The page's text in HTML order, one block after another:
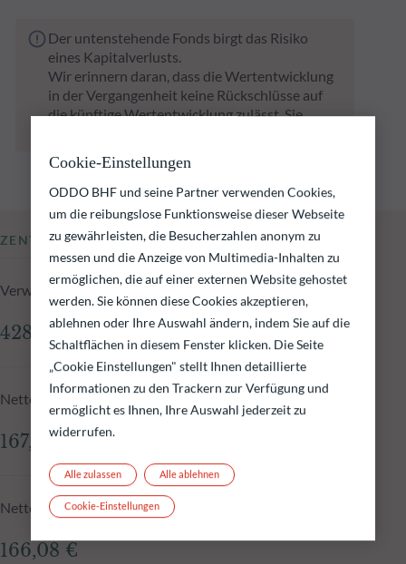
Der untenstehende Fonds birgt das Risiko
eines Kapitalverlusts.
Wir erinnern daran, dass die Wertentwicklung
in der Vergangenheit keine Rückschlüsse auf
die künftige Wertentwicklung zulässt. Sie
ZENTRALE KENNZAHLEN
Verwaltetes Fondsvolumen zum 04.08.2026
428,23 Mio.€
Nettoinventarwert zum 04.08.2026
167,82 €
Nettoinventarwert N-1
166,08 €
Cookie-Einstellungen
ODDO BHF und seine Partner verwenden Cookies,
um die reibungslose Funktionsweise dieser Webseite
zu gewährleisten, die Besucherzahlen anonym zu
messen und die Anzeige von Multimedia-Inhalten zu
ermöglichen, die auf einer externen Website gehostet
werden. Sie können diese Cookies akzeptieren,
ablehnen oder Ihre Auswahl ändern, indem Sie auf die
Schaltflächen in diesem Fenster klicken. Die Seite
„Cookie Einstellungen" stellt Ihnen detaillierte
Informationen zu den Trackern zur Verfügung und
ermöglicht es Ihnen, Ihre Auswahl jederzeit zu
widerrufen.
Alle ablehnen
Alle zulassen
Cookie-Einstellungen